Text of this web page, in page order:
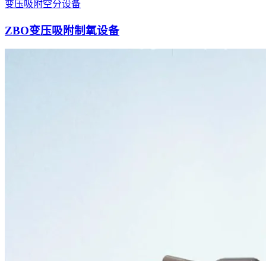
变压吸附空分设备
ZBO变压吸附制氧设备